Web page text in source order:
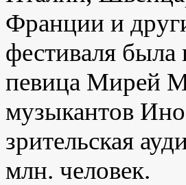
Франции и
фестиваля была
певица Мирей
музыкантов
зрительская
млн. человек.